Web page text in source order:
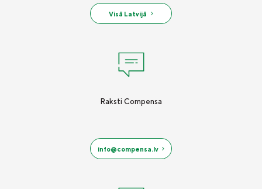
Visā Latvijā
Raksti Compensa
info@compensa.lv